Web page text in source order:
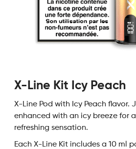
MEIN KONTO
X-Line Kit Icy Peach
X-Line Pod with Icy Peach flavor.
enhanced with an icy breeze for
refreshing sensation.
Each X-Line Kit includes a 10 ml